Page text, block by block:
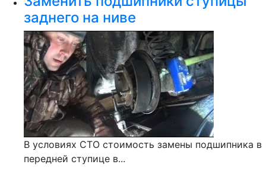
заднего на ниве
В условиях СТО стоимость замены подшипника в
передней ступице в...